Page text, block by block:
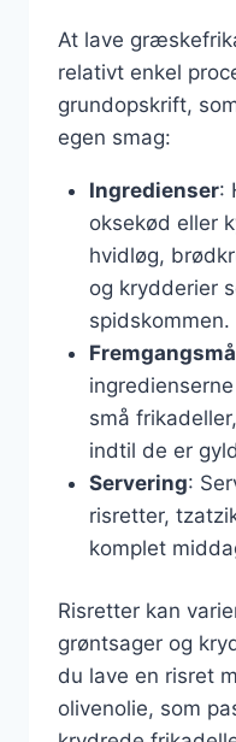
At lave
relativt enkel
grundopskrift,
egen smag:
Ingredienser:
oksekød eller
hvidløg,
og krydderier
spidskommen.
små
indtil de er
Servering:
risretter,
komplet
Risretter kan
grøntsager og
du lave en risret
olivenolie, som